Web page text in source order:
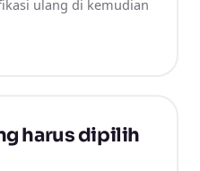
ulang di kemudian
harus dipilih